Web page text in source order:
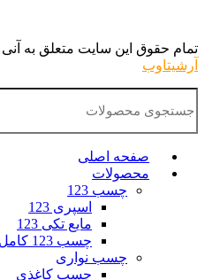
تمام حقوق این سایت متعلق به
آرشیتاوب
صفحه اصلی
محصولات
چسب 123
اسپری 123
مایع تکی 123
چسب 123 کامل
چسب نواری
چسب کاغذی